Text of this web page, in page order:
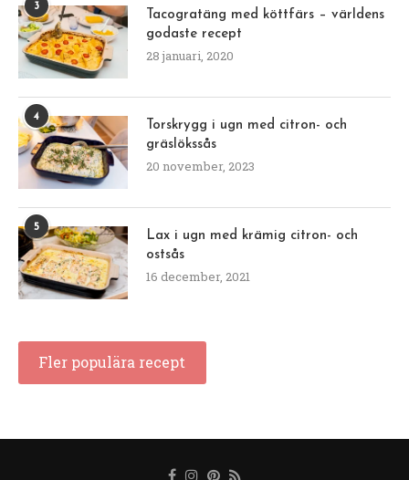
3
Tacogratäng med köttfärs – världens
godaste recept
28 januari, 2020
4
Torskrygg i ugn med citron- och
gräslökssås
20 november, 2023
5
Lax i ugn med krämig citron- och
ostsås
16 december, 2021
Fler populära recept